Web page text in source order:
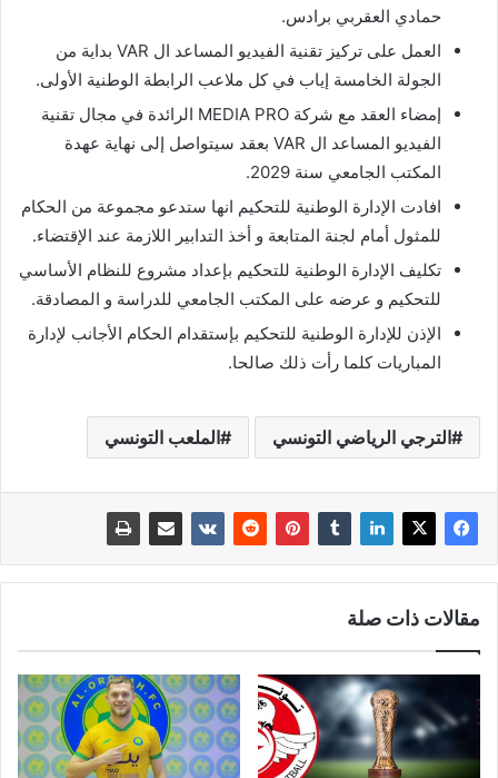
حمادي العقربي برادس.
العمل على تركيز تقنية الفيديو المساعد ال VAR بداية من
الجولة الخامسة إياب في كل ملاعب الرابطة الوطنية الأولى.
إمضاء العقد مع شركة MEDIA PRO الرائدة في مجال تقنية
الفيديو المساعد ال VAR بعقد سيتواصل إلى نهاية عهدة
المكتب الجامعي سنة 2029.
افادت الإدارة الوطنية للتحكيم انها ستدعو مجموعة من الحكام
للمثول أمام لجنة المتابعة و أخذ التدابير اللازمة عند الإقتضاء.
تكليف الإدارة الوطنية للتحكيم بإعداد مشروع للنظام الأساسي
للتحكيم و عرضه على المكتب الجامعي للدراسة و المصادقة.
الإذن للإدارة الوطنية للتحكيم بإستقدام الحكام الأجانب لإدارة
المباريات كلما رأت ذلك صالحا.
الترجي الرياضي التونسي الملعب التونسي
مقالات ذات صلة